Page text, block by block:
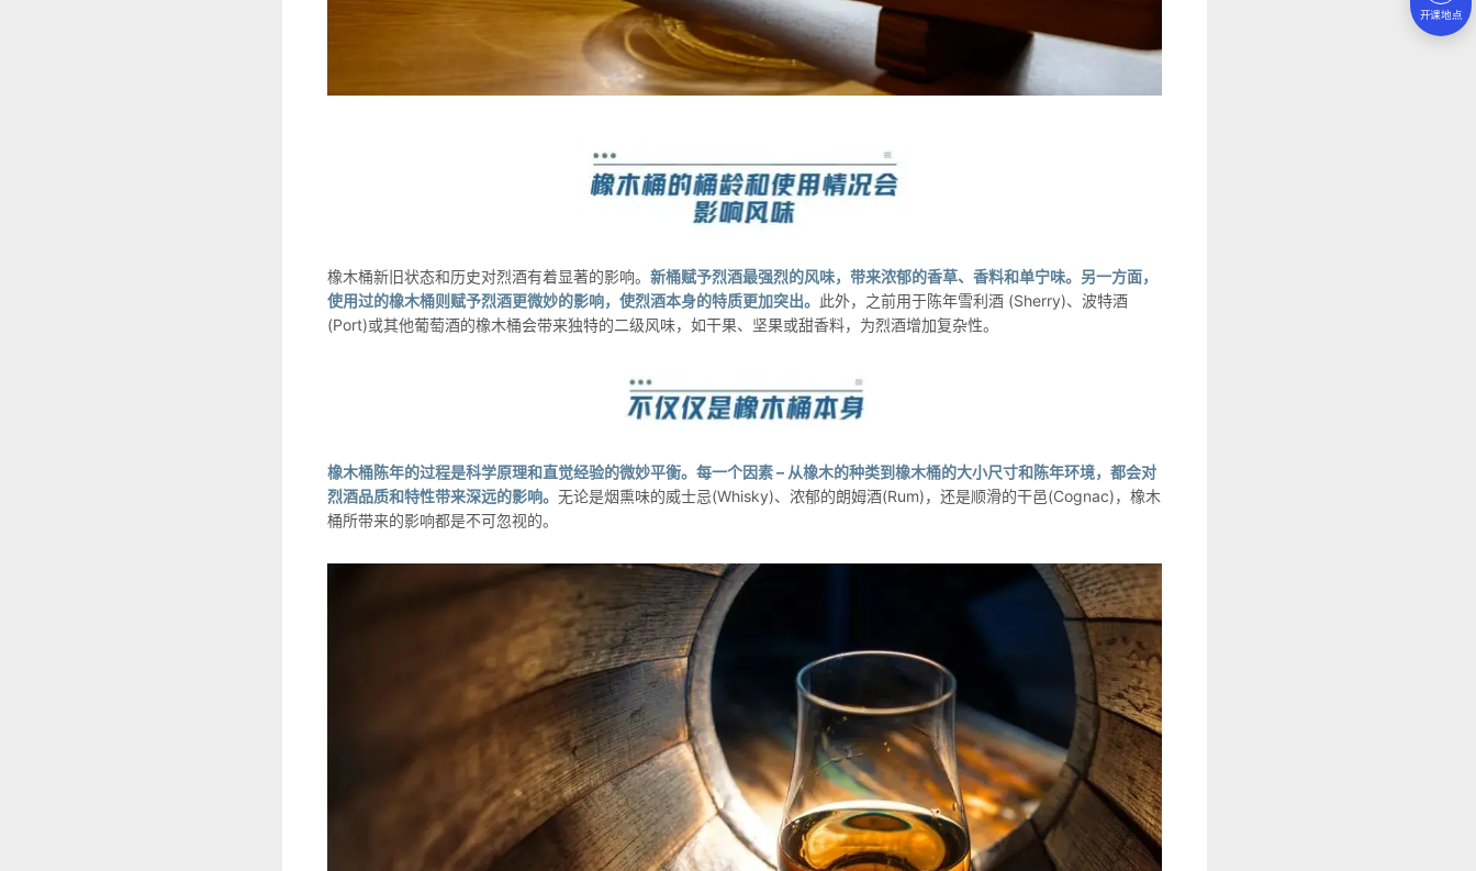
橡木桶新旧状态和历史对烈酒有着显著的影响。 新桶赋予烈酒最强烈的风味，带来浓郁的香草、香料和单宁味。另一方面，
使用过的橡木桶则赋予烈酒更微妙的影响，使烈酒本身的特质更加突出。 此外，之前用于陈年雪利酒 (Sherry)、波特酒
(Port)或其他葡萄酒的橡木桶会带来独特的二级风味，如干果、坚果或甜香料，为烈酒增加复杂性。
橡木桶陈年的过程是科学原理和直觉经验的微妙平衡。每一个因素 – 从橡木的种类到橡木桶的大小尺寸和陈年环境，都会对
烈酒品质和特性带来深远的影响。 无论是烟熏味的威士忌(Whisky)、浓郁的朗姆酒(Rum)，还是顺滑的干邑(Cognac)，橡木
桶所带来的影响都是不可忽视的。
开课地点